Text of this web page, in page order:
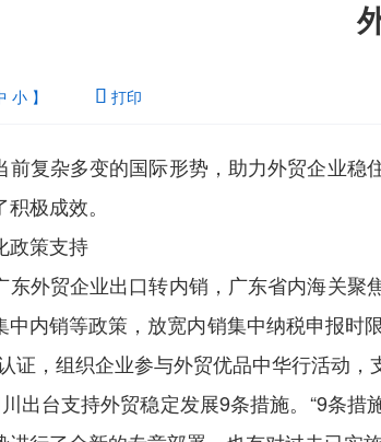
小 】  打印
前复杂多变的国际形势，助力外贸企业
极成效。
政策支持
东外贸企业出口转内销，广东省内海关
中内销等政策，放宽内销集中纳税申报时
证，组织企业参与外贸优品中华行活动，
出台支持外贸稳定发展9条措施。“9条